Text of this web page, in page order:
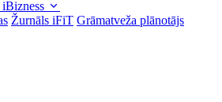
iBizness
Žurnāls iFiT Grāmatveža plānotājs